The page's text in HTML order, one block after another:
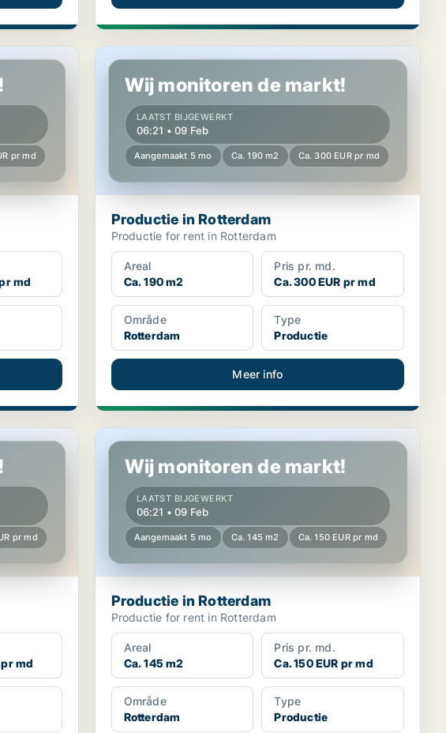
pr md
md
Productie in Rotterdam
Wij monitoren de markt!
LAATST BIJGEWERKT
06:21 • 09 Feb
Aangemaakt 5 mo Ca. 190 m2 Ca. 300 EUR pr md
Productie in Rotterdam
Productie for rent in Rotterdam
Areal
Ca. 190 m2
Pris pr. md.
Ca. 300 EUR pr md
Område
Rotterdam
Type
Productie
Meer info
pr md
pr md
Productie in Rotterdam
Wij monitoren de markt!
LAATST BIJGEWERKT
06:21 • 09 Feb
Aangemaakt 5 mo Ca. 145 m2 Ca. 150 EUR pr md
Productie in Rotterdam
Productie for rent in Rotterdam
Areal
Ca. 145 m2
Pris pr. md.
Ca. 150 EUR pr md
Område
Rotterdam
Type
Productie